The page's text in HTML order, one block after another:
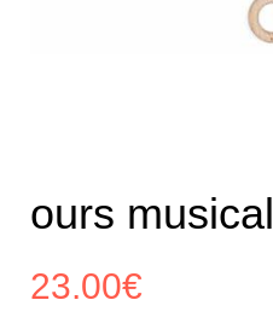
ours musical
23.00€